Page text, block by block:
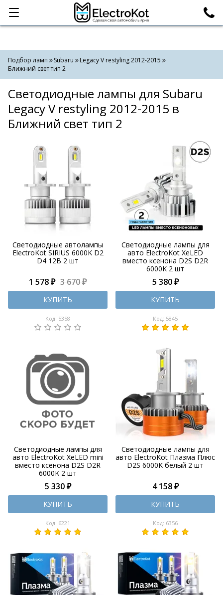
Категории Поиск
Подбор ламп Subaru
Legacy V restyling 2012-2015
Ближний свет тип 2
Светодиодные лампы для Subaru
Legacy V restyling 2012-2015 в
Ближний свет тип 2
Светодиодные автолампы
ElectroKot SIRIUS 6000K D2
D4 12В 2 шт
1 578 ₽ 3 670 ₽
КУПИТЬ
Код: 5358
Светодиодные лампы для
авто ElectroKot XeLED
вместо ксенона D2S D2R
6000K 2 шт
5 380 ₽
КУПИТЬ
Код: 5845
Светодиодные лампы для
авто ElectroKot XeLED mini
вместо ксенона D2S D2R
6000K 2 шт
5 330 ₽
КУПИТЬ
Код: 6221
Светодиодные лампы для
авто ElectroKot Плазма Плюс
D2S 6000K белый 2 шт
4 158 ₽
КУПИТЬ
Код: 6356